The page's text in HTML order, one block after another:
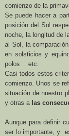
comienzo de la
Se puede hacer a
posición del Sol
noche,
la longitud de
al Sol, la
en solsticios y
polos …etc.
Casi todos estos
comienzo. Unos se
situación de nuestro
y otras a las
Aunque para definir
ser lo importante, y